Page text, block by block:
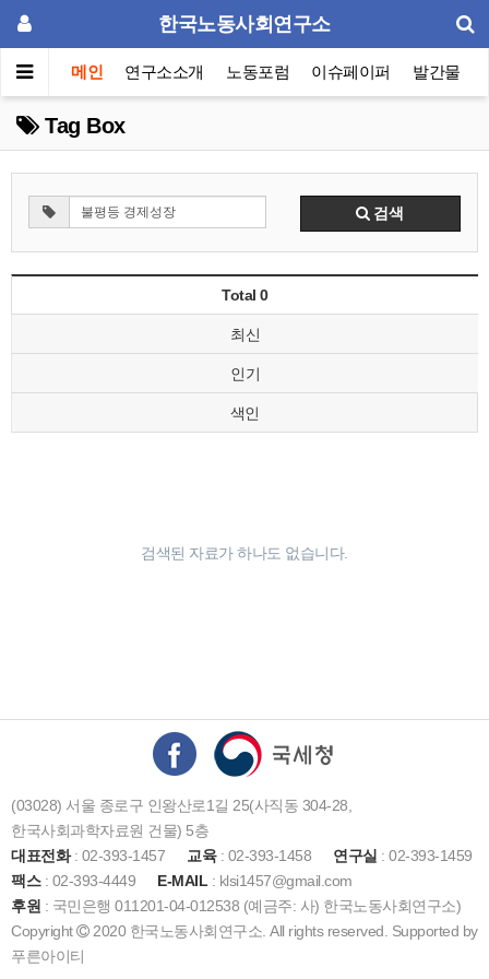
한국노동사회연구소
메인 연구소소개 노동포럼 이슈페이퍼 발간물
Tag Box
검색
Total 0
최신
인기
색인
검색된 자료가 하나도 없습니다.
(03028) 서울 종로구 인왕산로1길 25(사직동 304-28,
한국사회과학자료원 건물) 5층
대표전화: 02-393-1457 교육: 02-393-1458 연구실 : 02-393-1459
팩스: 02-393-4449 E-MAIL : klsi1457@gmail.com
후원 : 국민은행 011201-04-012538 (예금주: 사) 한국노동사회연구소)
Copyright
2020 한국노동사회연구소. All rights reserved. Supported by
푸른아이티